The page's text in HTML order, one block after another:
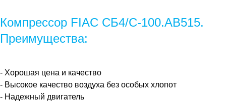
Компрессор FIAC СБ4/С-100.АВ515.
Преимущества:
- Хорошая цена и качество
- Высокое качество воздуха без особых хлопот
- Надежный двигатель